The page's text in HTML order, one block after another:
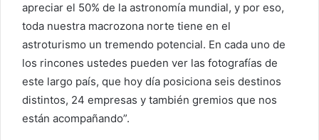
apreciar el 50% de la astronomía mundial, y por eso,
toda nuestra macrozona norte tiene en el
astroturismo un tremendo potencial. En cada uno de
los rincones ustedes pueden ver las fotografías de
este largo país, que hoy día posiciona seis destinos
distintos, 24 empresas y también gremios que nos
están acompañando”.